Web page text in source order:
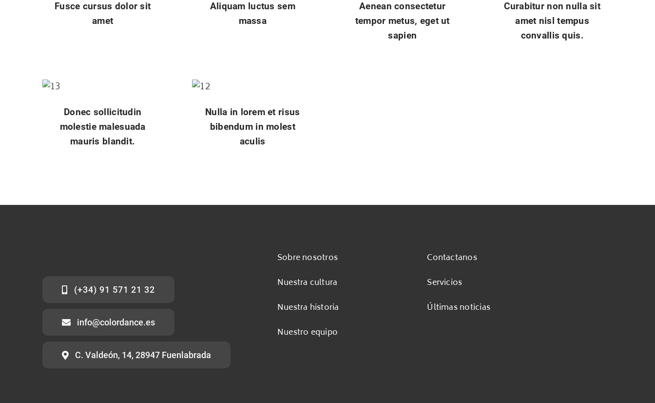
Fusce cursus dolor sit
amet
Aliquam luctus sem
massa
Aenean consectetur
tempor metus, eget ut
sapien
Curabitur non nulla sit
amet nisl tempus
convallis quis.
Donec sollicitudin
molestie malesuada
mauris blandit.
Nulla in lorem et risus
bibendum in molest
aculis
(+34) 91 571 21 32
info@colordance.es
C. Valdeón, 14, 28947 Fuenlabrada
Sobre nosotros
Nuestra cultura
Nuestra historia
Nuestro equipo
Contactanos
Servicios
Últimas noticias